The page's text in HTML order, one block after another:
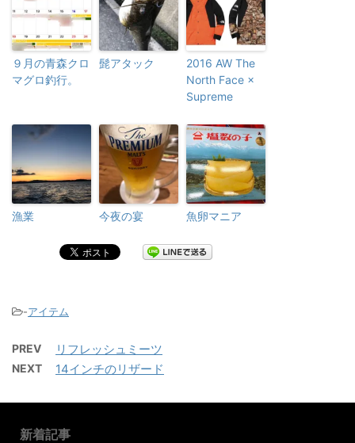
９月の青森クロ
マグロ釣行。
髭アタック
2016 AW The
North Face ×
Supreme
漁業 今夜の宴 魚卵マニア
-アイテム
PREV リフレッシュミーツ
NEXT 14インチのリザード
新着記事